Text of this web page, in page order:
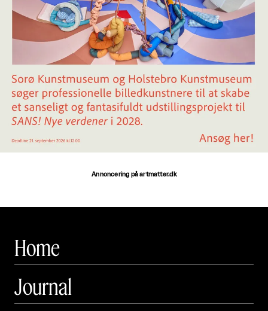
Annoncering på artmatter.dk
Home
Journal